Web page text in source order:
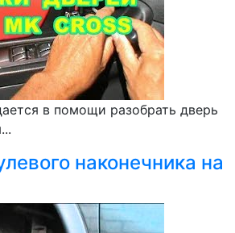
в помощи разобрать дверь
наконечника на